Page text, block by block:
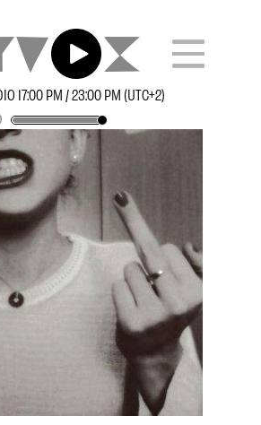
17:00 PM / 23:00 PM (UTC+2)